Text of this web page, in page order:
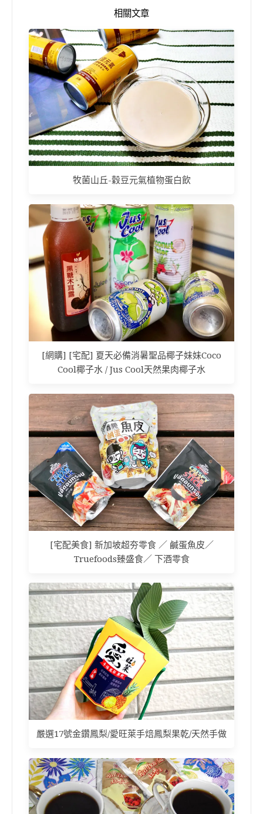
相關文章
牧菌山丘-穀豆元氣植物蛋白飲
[網購] [宅配] 夏天必備消暑聖品椰子妹妹Coco
Cool椰子水 / Jus Cool天然果肉椰子水
[宅配美食] 新加坡超夯零食 ／ 鹹蛋魚皮／
Truefoods臻盛食／ 下酒零食
嚴選17號金鑽鳳梨/愛旺萊手焙鳳梨果乾/天然手做